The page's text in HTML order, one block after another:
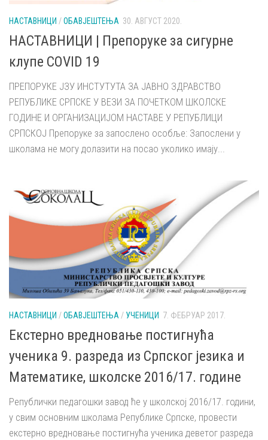
НАСТАВНИЦИ /ОБАВЈЕШТЕЊА 30. АВГУСТ 2020.
НАСТАВНИЦИ | Препоруке за сигурне
клупе COVID 19
ПРЕПОРУКЕ ЈЗУ ИНСТУТУТА ЗА ЈАВНО ЗДРАВСТВО
РЕПУБЛИКЕ СРПСКЕ У ВЕЗИ ЗА ПОЧЕТКОМ ШКОЛСКЕ
ГОДИНЕ И ОРГАНИЗАЦИЈОМ НАСТАВЕ У РЕПУБЛИЦИ
СРПСКОЈ Препоруке за запослено особље: Запослени у
школама не могу долазити на посао уколико имају...
НАСТАВНИЦИ /ОБАВЈЕШТЕЊА / УЧЕНИЦИ 7. ФЕБРУАР 2017.
Екстерно вредновање постигнућа
ученика 9. разреда из Српског језика и
Математике, школске 2016/17. године
Републички педагошки завод ће у школској 2016/17. години,
у свим основним школама Републике Српске, провести
екстерно вредновање постигнућа ученика деветог разреда